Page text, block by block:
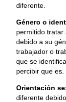
diferente.
Género o
permitido
debido a su
trabajador o
que se
percibir que es.
Orientación
diferente